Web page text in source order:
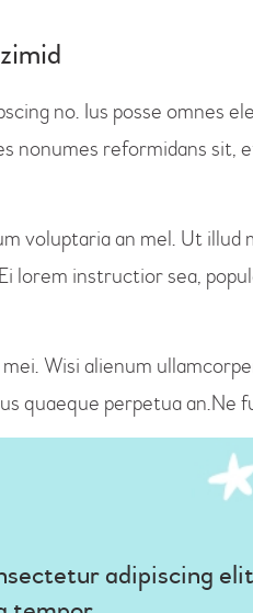
no. Ius posse omnes
nonumes reformidans sit,
voluptaria an mel. Ut illud
lorem instructior sea,
Wisi alienum
quaeque perpetua an.Ne
adipiscing